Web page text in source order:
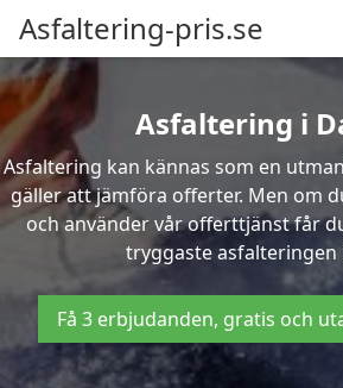
Asfaltering-pris.se
Asfaltering i
Asfaltering kan kännas som en
gäller att jämföra offerter. Men om
och använder vår offerttjänst får
tryggaste asfalteringen
Få 3 erbjudanden, gratis och